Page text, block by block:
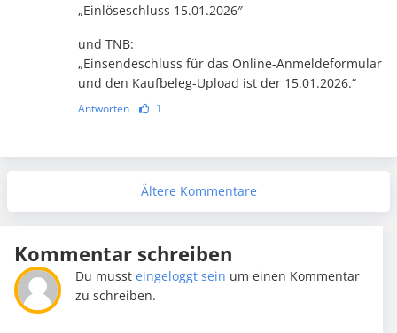
„Einlöseschluss 15.01.2026″
und TNB:
„Einsendeschluss für das Online-Anmeldeformular
und den Kaufbeleg-Upload ist der 15.01.2026.“
Antworten 1
Ältere Kommentare
Kommentar schreiben
Du mussteingeloggt sein um einen Kommentar
zu schreiben.